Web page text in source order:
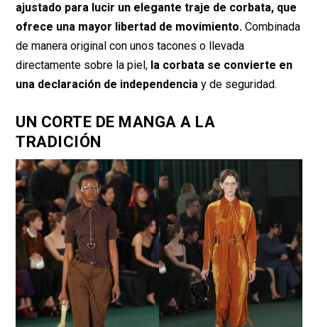
ajustado para lucir un elegante traje de corbata, que
ofrece una mayor libertad de movimiento. Combinada
de manera original con unos tacones o llevada
directamente sobre la piel, la corbata se convierte en
una declaración de independencia y de seguridad.
UN CORTE DE MANGA A LA
TRADICIÓN